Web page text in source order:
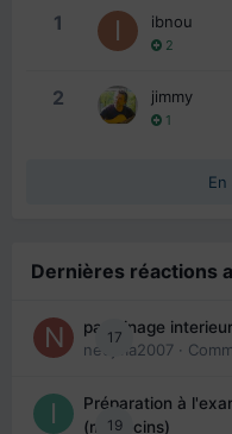
1 ibnou
2
2 jimmy
1
Dernières réactions
17
parrainage
nedjma2007 ·
19
Préparation à
(médecins)